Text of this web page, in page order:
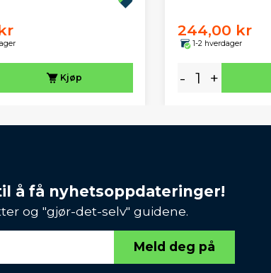
Kjøp
244,00 kr
1-2 hverdager
- +
å få nyhetsoppdateringer!
og "gjør-det-selv" guidene.
Meld deg på